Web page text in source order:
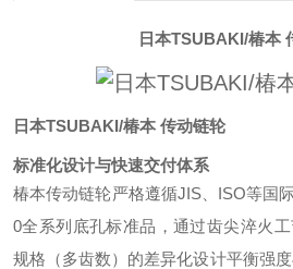
日本TSUBAKI/椿本
日本TSUBAKI/椿本 传动链轮
标准化设计与快速交付体系
椿本传动链轮严格遵循JIS、ISO等国
0全系列底孔标准品，通过齿尖淬火
规格（多齿数）的差异化设计平衡强